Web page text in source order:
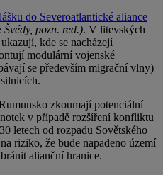
do Severoatlantické aliance
Švédy, pozn. red.). V litevských
kde se nacházejí
modulární vojenské
se především migrační vlny)
zkoumají potenciální
v případě rozšíření konfliktu
letech od rozpadu Sovětského
riziko, že bude napadeno území
alianční hranice.